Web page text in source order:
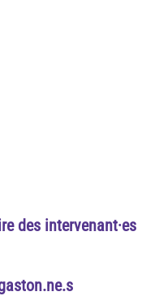
des intervenant·es